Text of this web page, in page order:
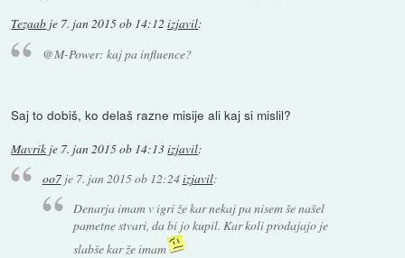
Tezaab je 7. jan 2015 ob 14:12 izjavil:
@M-Power: kaj pa influence?
Saj to dobiš, ko delaš razne misije ali kaj si mislil?
Mavrik je 7. jan 2015 ob 14:13izjavil:
oo7je 7. jan 2015 ob 12:24izjavil:
Denarja imam v igri že kar nekaj pa nisem še našel
pametne stvari, da bi jo kupil. Kar koli prodajajo je
slabše kar že imam